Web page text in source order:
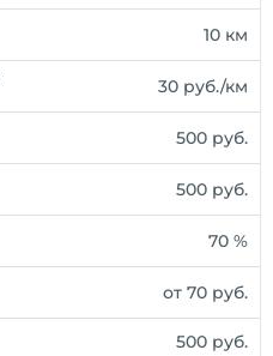
10 км
30 руб./км
500 руб.
500 руб.
70 %
от 70 руб.
500 руб.